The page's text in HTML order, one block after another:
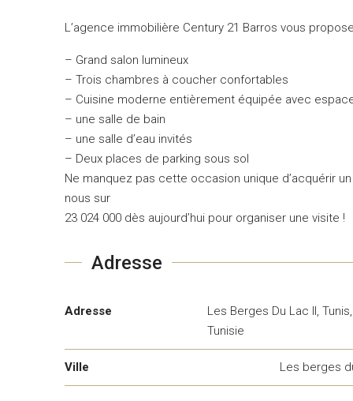
L’agence immobilière Century 21 Barros vous
– Grand salon lumineux
– Trois chambres à coucher confortables
– Cuisine moderne entièrement équipée avec
– une salle de bain
– une salle d’eau invités
– Deux places de parking sous sol
Ne manquez pas cette occasion unique d’acquérir
nous sur
23 024 000 dès aujourd’hui pour organiser une visite !
Adresse
Adresse
Les Berges Du Lac II, Tunis,
Tunisie
Ville Les berges